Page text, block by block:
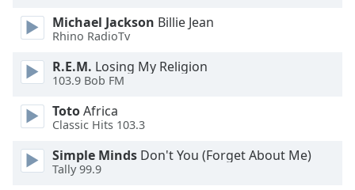
dialog
window.
Escape
and
close
window.
Michael Jackson Billie Jean
Rhino RadioTv
R.E.M. Losing My Religion
103.9 Bob FM
TotoAfrica
Classic Hits 103.3
Simple Minds Don't You (Forget About Me)
Tally 99.9